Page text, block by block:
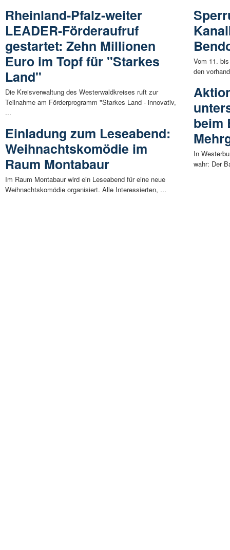
Rheinland-Pfalz-weiter
LEADER-Förderaufruf
gestartet: Zehn Millionen
Euro im Topf für "Starkes
Land"
Die Kreisverwaltung des Westerwaldkreises ruft zur
Teilnahme am Förderprogramm "Starkes Land - innovativ,
...
Einladung zum Leseabend:
Weihnachtskomödie im
Raum Montabaur
Im Raum Montabaur wird ein Leseabend für eine neue
Weihnachtskomödie organisiert. Alle Interessierten, ...
Vom 11.
den
beim
In
wahr: Der